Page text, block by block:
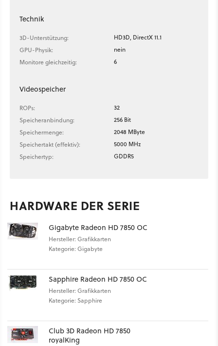
Technik
3D-Unterstützung:
HD3D, DirectX 11.1
GPU-Physik:
nein
Monitore gleichzeitig:
6
Videospeicher
ROPs:
32
Speicheranbindung:
256 Bit
Speichermenge:
2048 MByte
Speichertakt (effektiv):
5000 MHz
Speichertyp:
GDDR5
HARDWARE DER SERIE
Gigabyte Radeon HD 7850 OC
Hersteller: Grafikkarten
Kategorie: Gigabyte
Sapphire Radeon HD 7850 OC
Hersteller: Grafikkarten
Kategorie: Sapphire
Club 3D Radeon HD 7850
royalKing